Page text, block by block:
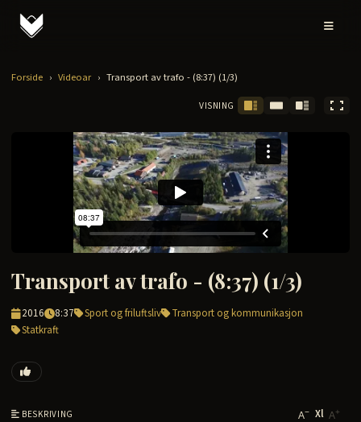
Forside › Videoar › Transport av trafo - (8:37) (1/3)
VISNING
Transport av trafo - (8:37) (1/3)
2016 8:37 Sport og friluftsliv
Transport og kommunikasjon
Statkraft
BESKRIVING A− Xl A+